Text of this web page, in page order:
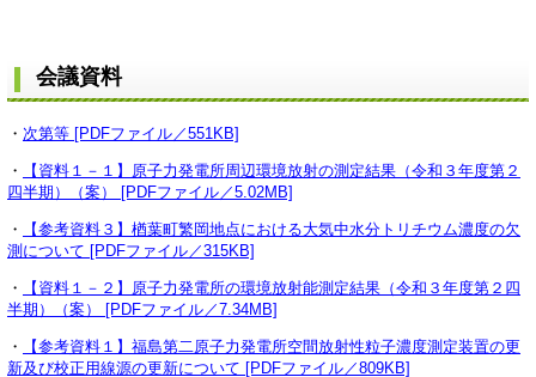
会議資料
・ 次第等 [PDFファイル／551KB]
・
【資料１－１】原子力発電所周辺環境放射の測定結果（令和３年度第２
四半期）（案） [PDFファイル／5.02MB]
・
【参考資料３】楢葉町繁岡地点における大気中水分トリチウム濃度の欠
測について [PDFファイル／315KB]
・
【資料１－２】原子力発電所の環境放射能測定結果（令和３年度第２四
半期）（案） [PDFファイル／7.34MB]
・
【参考資料１】福島第二原子力発電所空間放射性粒子濃度測定装置の更
新及び校正用線源の更新について [PDFファイル／809KB]